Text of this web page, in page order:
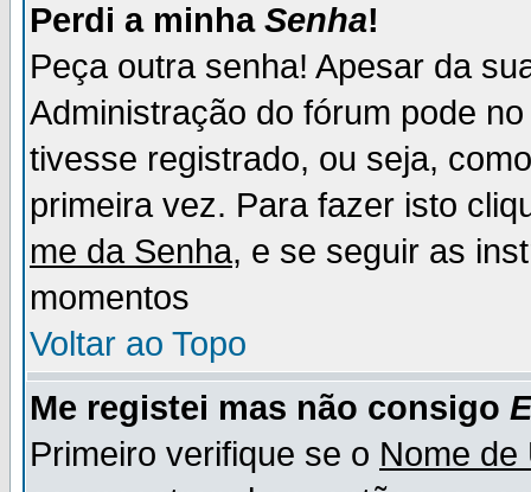
Perdi a minha Senha!
Peça outra senha! Apesar da
Administração do fórum pode
tivesse registrado, ou seja,
primeira vez. Para fazer isto
me da Senha, e se seguir as
momentos
Voltar ao Topo
Me registei mas não consigo
Primeiro verifique se o Nome de